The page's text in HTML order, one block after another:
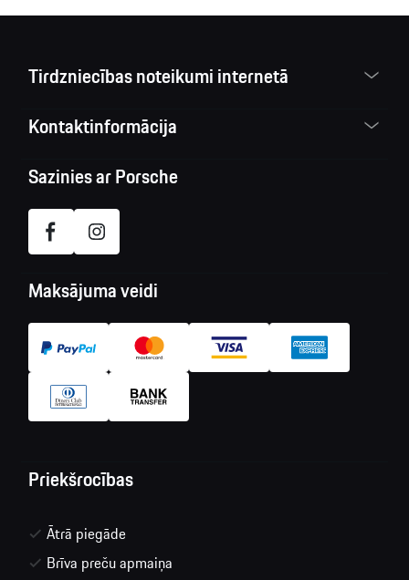
Tirdzniecības noteikumi internetā
Kontaktinformācija
Sazinies ar Porsche
Maksājuma veidi
Priekšrocības
Ātrā piegāde
Brīva preču apmaiņa